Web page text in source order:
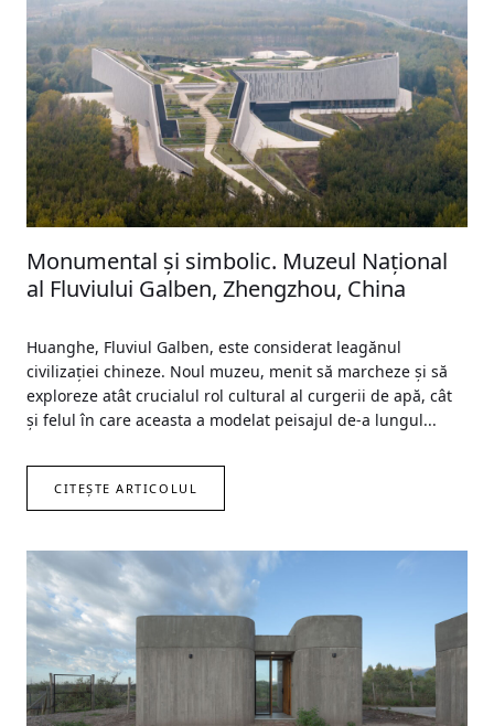
Monumental și simbolic. Muzeul Național
al Fluviului Galben, Zhengzhou, China
Huanghe, Fluviul Galben, este considerat leagănul
civilizației chineze. Noul muzeu, menit să marcheze și să
exploreze atât crucialul rol cultural al curgerii de apă, cât
și felul în care aceasta a modelat peisajul de-a lungul...
CITEȘTE ARTICOLUL